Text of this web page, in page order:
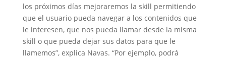
los próximos días mejoraremos la skill permitiendo
que el usuario pueda navegar a los contenidos que
le interesen, que nos pueda llamar desde la misma
skill o que pueda dejar sus datos para que le
llamemos”, explica Navas. “Por ejemplo, podrá